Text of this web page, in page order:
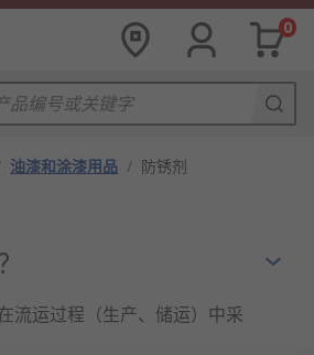
0
油漆和涂漆用品 / 防锈剂
流运过程（生产、储运）中采